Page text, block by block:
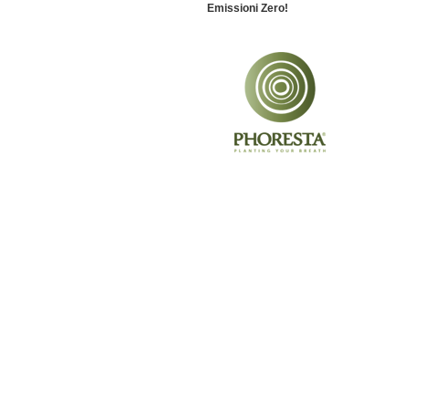
Emissioni Zero!